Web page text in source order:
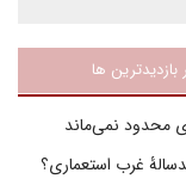
بازدیدترین ها
محدود نمی‌ماند
غرب استعماری؟